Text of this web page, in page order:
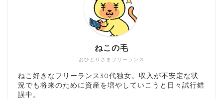
おひとりさまフリーランス
ねこの毛
ねこ好きなフリーランス30代独女。収入が不安定な状
況でも将来のために資産を増やしていこうと日々試行錯
誤中。